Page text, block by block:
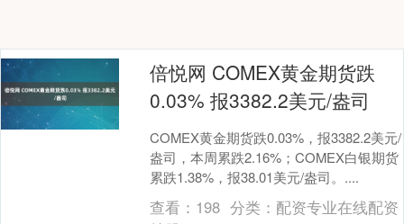
倍悦网 COMEX黄金期货跌
0.03% 报3382.2美元/盎司
COMEX黄金期货跌0.03%，报3382.2美元/
盎司，本周累跌2.16%；COMEX白银期货
累跌1.38%，报38.01美元/盎司。....
查看： 198 分类： 配资专业在线配资